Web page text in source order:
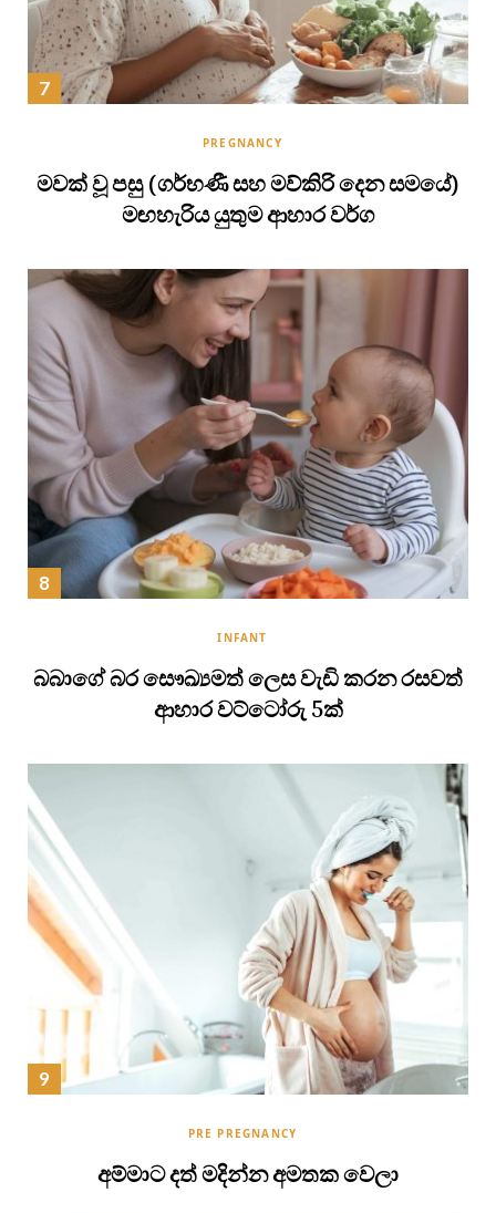
PREGNANCY
මවක් වූ පසු (ගර්භණී සහ මව්කිරි දෙන සමයේ)
මඟහැරිය යුතුම ආහාර වර්ග
INFANT
බබාගේ බර සෞඛ්‍යමත් ලෙස වැඩි කරන රසවත්
ආහාර වට්ටෝරු 5ක්
PRE PREGNANCY
අම්මාට දත් මදින්න අමතක වෙලා